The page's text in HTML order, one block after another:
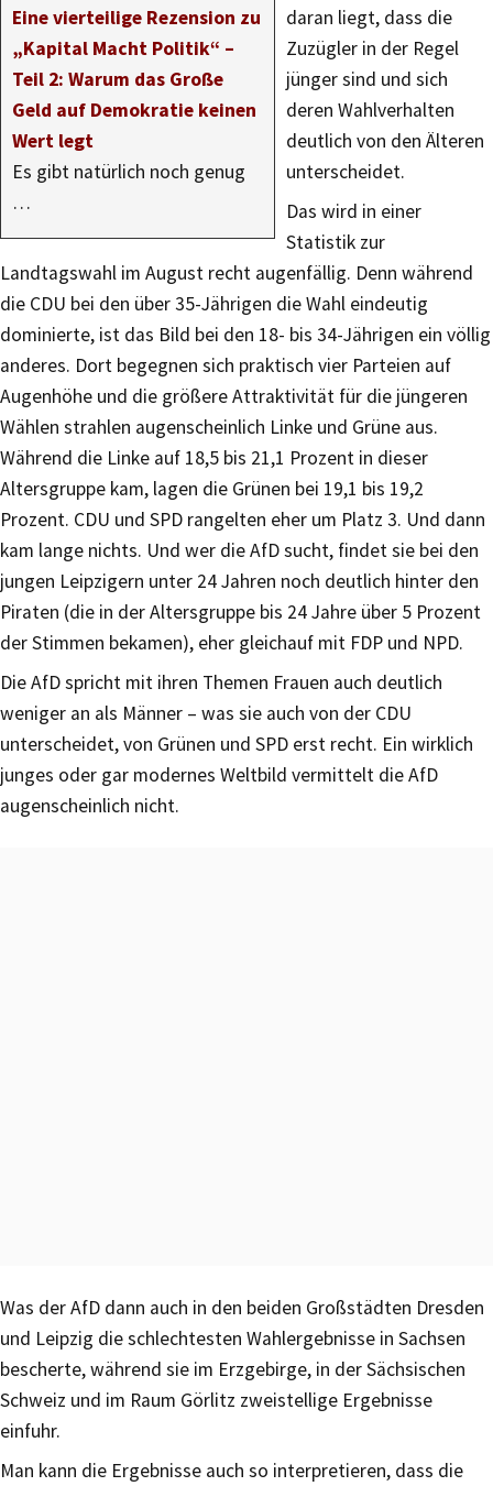
Eine vierteilige Rezension zu
„Kapital Macht Politik“ –
Teil 2: Warum das Große
Geld auf Demokratie keinen
Wert legt
Es gibt natürlich noch genug
…
daran liegt, dass die
Zuzügler in der Regel
jünger sind und sich
deren Wahlverhalten
deutlich von den Älteren
unterscheidet.
Das wird in einer
Statistik zur
Landtagswahl im August recht augenfällig. Denn während
die CDU bei den über 35-Jährigen die Wahl eindeutig
dominierte, ist das Bild bei den 18- bis 34-Jährigen ein völlig
anderes. Dort begegnen sich praktisch vier Parteien auf
Augenhöhe und die größere Attraktivität für die jüngeren
Wählen strahlen augenscheinlich Linke und Grüne aus.
Während die Linke auf 18,5 bis 21,1 Prozent in dieser
Altersgruppe kam, lagen die Grünen bei 19,1 bis 19,2
Prozent. CDU und SPD rangelten eher um Platz 3. Und dann
kam lange nichts. Und wer die AfD sucht, findet sie bei den
jungen Leipzigern unter 24 Jahren noch deutlich hinter den
Piraten (die in der Altersgruppe bis 24 Jahre über 5 Prozent
der Stimmen bekamen), eher gleichauf mit FDP und NPD.
Die AfD spricht mit ihren Themen Frauen auch deutlich
weniger an als Männer – was sie auch von der CDU
unterscheidet, von Grünen und SPD erst recht. Ein wirklich
junges oder gar modernes Weltbild vermittelt die AfD
augenscheinlich nicht.
Was der AfD dann auch in den beiden Großstädten Dresden
und Leipzig die schlechtesten Wahlergebnisse in Sachsen
bescherte, während sie im Erzgebirge, in der Sächsischen
Schweiz und im Raum Görlitz zweistellige Ergebnisse
einfuhr.
Man kann die Ergebnisse auch so interpretieren, dass die